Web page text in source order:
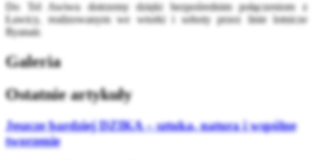
Do Tel Awiwu dotrzemy dzięki bezpośrednim połączeniom z
Ławicy, realizowanym we wtorki i soboty przez linie lotnicze
Ryanair.
Galeria
Ostatnie artykuły
Jeszcze bardziej DZIKA – sztuka, natura i wspólne
tworzenie